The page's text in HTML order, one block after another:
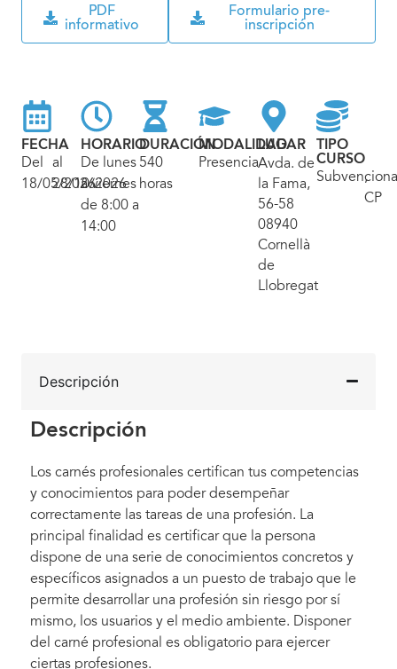
PDF
informativo
Formulario pre-
inscripción
FECHA
Del
18/05/2026
al
28/10/2026
HORARIO
De lunes
a viernes
de 8:00 a
14:00
DURACIÓN
540
horas
MODALIDAD
Presencial
LUGAR
Avda. de
la Fama,
56-58
08940
Cornellà
de
Llobregat
TIPO
CURSO
,
CP
Descripción
Descripción
Los carnés profesionales certifican tus competencias
y conocimientos para poder desempeñar
correctamente las tareas de una profesión. La
principal finalidad es certificar que la persona
dispone de una serie de conocimientos concretos y
específicos asignados a un puesto de trabajo que le
permite desarrollar una profesión sin riesgo por sí
mismo, los usuarios y el medio ambiente. Disponer
del carné profesional es obligatorio para ejercer
ciertas profesiones.